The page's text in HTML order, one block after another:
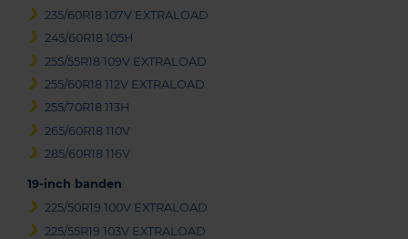
235/60R18 107V EXTRALOAD
245/60R18 105H
255/55R18 109V EXTRALOAD
255/60R18 112V EXTRALOAD
255/70R18 113H
265/60R18 110V
285/60R18 116V
19-inch banden
225/50R19 100V EXTRALOAD
225/55R19 103V EXTRALOAD